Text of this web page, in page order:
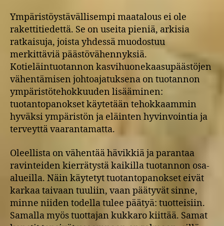
Ympäristöystävällisempi maatalous ei ole
rakettitiedettä. Se on useita pieniä, arkisia
ratkaisuja, joista yhdessä muodostuu
merkittäviä päästövähennyksiä.
Kotieläintuotannon kasvihuonekaasupäästöjen
vähentämisen johtoajatuksena on tuotannon
ympäristötehokkuuden lisääminen:
tuotantopanokset käytetään tehokkaammin
hyväksi ympäristön ja eläinten hyvinvointia ja
terveyttä vaarantamatta.
Oleellista on vähentää hävikkiä ja parantaa
ravinteiden kierrätystä kaikilla tuotannon osa-
alueilla. Näin käytetyt tuotantopanokset eivät
karkaa taivaan tuuliin, vaan päätyvät sinne,
minne niiden todella tulee päätyä: tuotteisiin.
Samalla myös tuottajan kukkaro kiittää. Samat